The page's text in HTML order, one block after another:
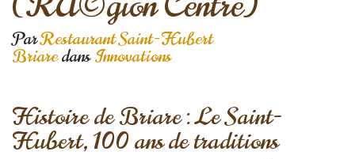
ParRestaurant Saint-Hubert
BriaredansInnovations
Histoire de Briare : Le Saint-
Hubert, 100 ans de traditions